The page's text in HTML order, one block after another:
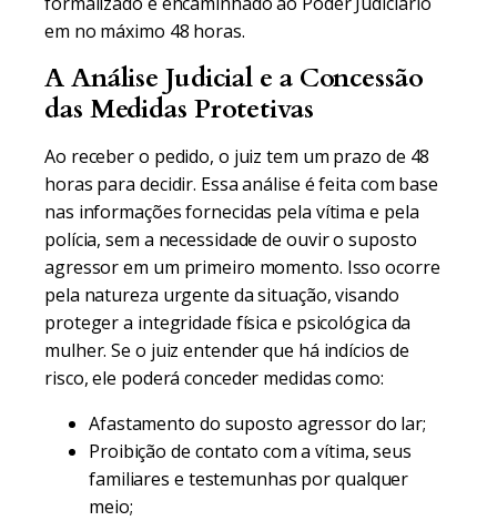
em no máximo 48 horas.
A Análise Judicial e a Concessão
das Medidas Protetivas
Ao receber o pedido, o juiz tem um prazo de 48
horas para decidir. Essa análise é feita com base
nas informações fornecidas pela vítima e pela
polícia, sem a necessidade de ouvir o suposto
agressor em um primeiro momento. Isso ocorre
pela natureza urgente da situação, visando
proteger a integridade física e psicológica da
mulher. Se o juiz entender que há indícios de
risco, ele poderá conceder medidas como:
Afastamento do suposto agressor do lar;
Proibição de contato com a vítima, seus
familiares e testemunhas por qualquer
meio;